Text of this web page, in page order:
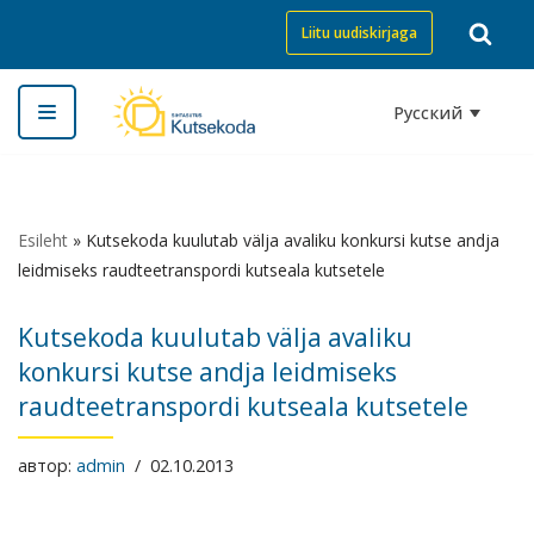
Перейти
к
содержимому
Liitu uudiskirjaga
Русский
Esileht » Kutsekoda kuulutab välja avaliku konkursi kutse andja
leidmiseks raudteetranspordi kutseala kutsetele
Kutsekoda kuulutab välja avaliku
konkursi kutse andja leidmiseks
raudteetranspordi kutseala kutsetele
автор: admin 02.10.2013